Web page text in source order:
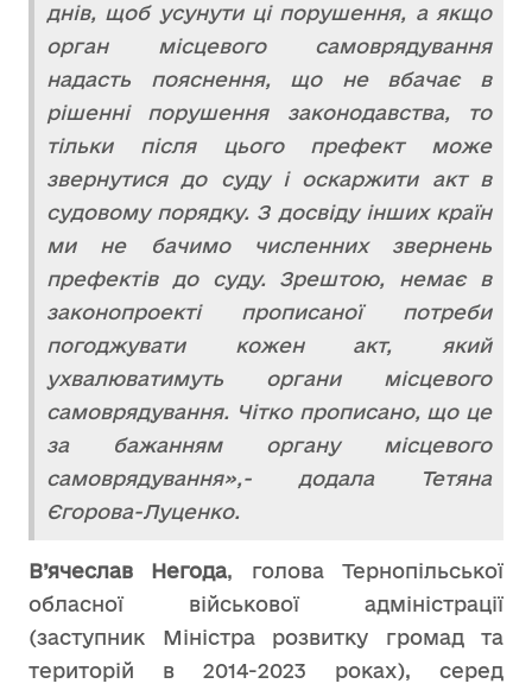
днів, щоб усунути ці порушення, а якщо
орган місцевого самоврядування
надасть пояснення, що не вбачає в
рішенні порушення законодавства, то
тільки після цього префект може
звернутися до суду і оскаржити акт в
судовому порядку. З досвіду інших країн
ми не бачимо численних звернень
префектів до суду. Зрештою, немає в
законопроекті прописаної потреби
погоджувати кожен акт, який
ухвалюватимуть органи місцевого
самоврядування. Чітко прописано, що це
за бажанням органу місцевого
самоврядування»,- додала Тетяна
Єгорова-Луценко.
В’ячеслав Негода, голова Тернопільської
обласної військової адміністрації
(заступник Міністра розвитку громад та
територій в 2014-2023 роках), серед